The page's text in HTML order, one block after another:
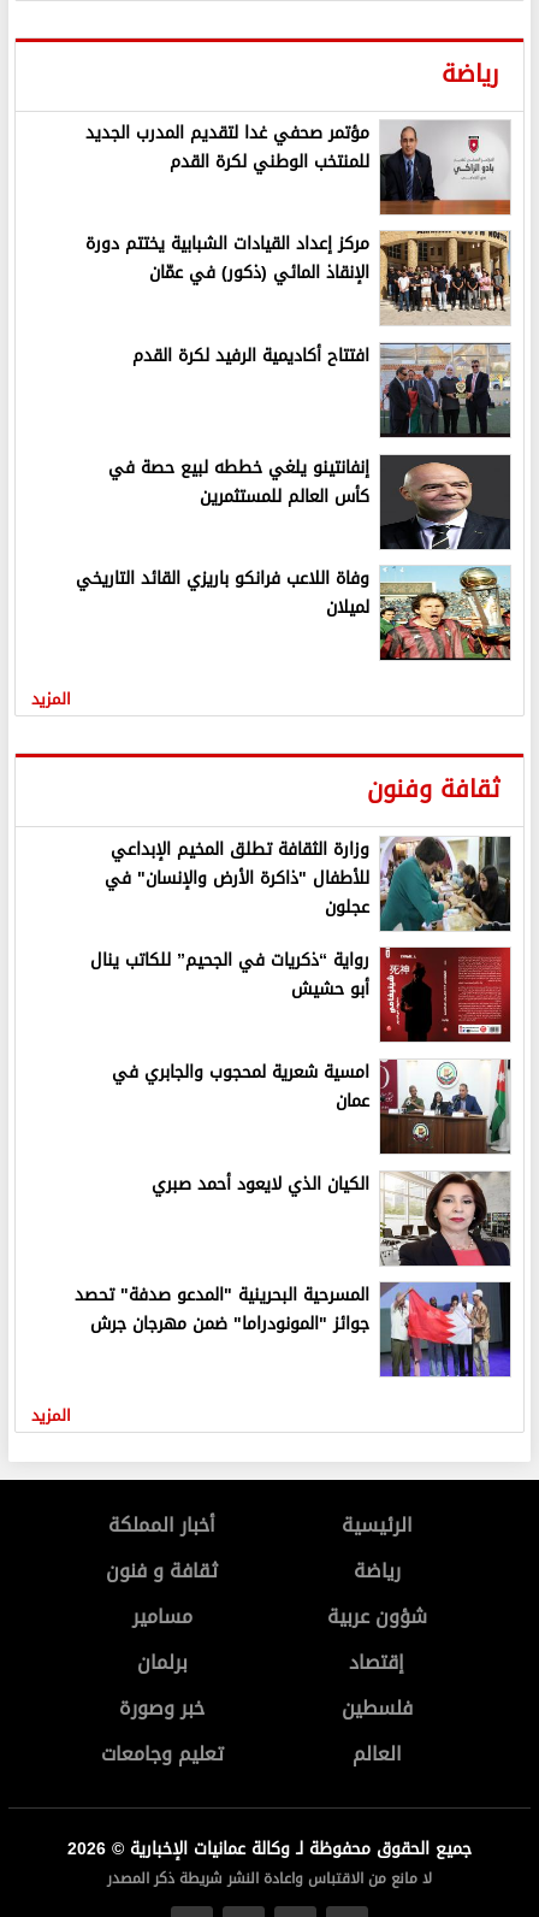
رياضة
مؤتمر صحفي غدا لتقديم المدرب الجديد
للمنتخب الوطني لكرة القدم
مركز إعداد القيادات الشبابية يختتم دورة
الإنقاذ المائي (ذكور) في عمّان
افتتاح أكاديمية الرفيد لكرة القدم
إنفانتينو يلغي خططه لبيع حصة في
كأس العالم للمستثمرين
وفاة اللاعب فرانكو باريزي القائد التاريخي
لميلان
المزيد
ثقافة وفنون
وزارة الثقافة تطلق المخيم الإبداعي
للأطفال "ذاكرة الأرض والإنسان" في
عجلون
رواية “ذكريات في الجحيم” للكاتب ينال
أبو حشيش
امسية شعرية لمحجوب والجابري في
عمان
الكيان الذي لايعود أحمد صبري
المسرحية البحرينية "المدعو صدفة" تحصد
جوائز "المونودراما" ضمن مهرجان جرش
المزيد
الرئيسية
أخبار المملكة
رياضة
ثقافة و فنون
شؤون عربية
مسامير
إقتصاد
برلمان
فلسطين
خبر وصورة
العالم
تعليم وجامعات
جميع الحقوق محفوظة لـ وكالة عمانيات الإخبارية © 2026
لا مانع من الاقتباس واعادة النشر شريطة ذكر المصدر